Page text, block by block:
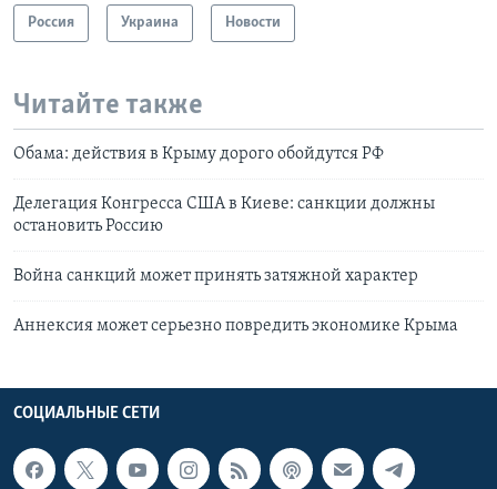
Россия Украина Новости
Читайте также
Обама: действия в Крыму дорого обойдутся РФ
Делегация Конгресса США в Киеве: санкции должны
остановить Россию
Война санкций может принять затяжной характер
Аннексия может серьезно повредить экономике Крыма
СОЦИАЛЬНЫЕ СЕТИ